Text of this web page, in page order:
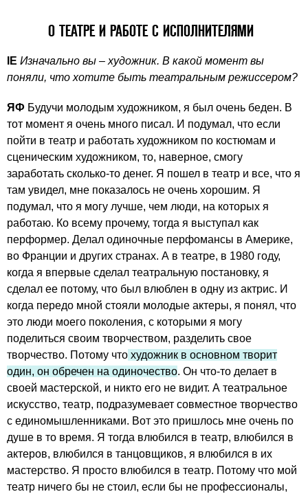
О ТЕАТРЕ И РАБОТЕ С ИСПОЛНИТЕЛЯМИ
IE Изначально вы – художник. В какой момент вы
поняли, что хотите быть театральным режиссером?
ЯФ Будучи молодым художником, я был очень беден. В
тот момент я очень много писал. И подумал, что если
пойти в театр и работать художником по костюмам и
сценическим художником, то, наверное, смогу
заработать сколько-то денег. Я пошел в театр и все, что я
там увидел, мне показалось не очень хорошим. Я
подумал, что я могу лучше, чем люди, на которых я
работаю. Ко всему прочему, тогда я выступал как
перформер. Делал одиночные перфомансы в Америке,
во Франции и других странах. А в театре, в 1980 году,
когда я впервые сделал театральную постановку, я
сделал ее потому, что был влюблен в одну из актрис. И
когда передо мной стояли молодые актеры, я понял, что
это люди моего поколения, с которыми я могу
поделиться своим творчеством, разделить свое
творчество. Потому что художник в основном творит
один, он обречен на одиночество. Он что-то делает в
своей мастерской, и никто его не видит. А театральное
искусство, театр, подразумевает совместное творчество
с единомышленниками. Вот это пришлось мне очень по
душе в то время. Я тогда влюбился в театр, влюбился в
актеров, влюбился в танцовщиков, я влюбился в их
мастерство. Я просто влюбился в театр. Потому что мой
театр ничего бы не стоил, если бы не профессионалы,